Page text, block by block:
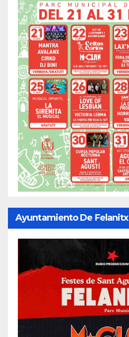
Ayuntamiento De Felanitx